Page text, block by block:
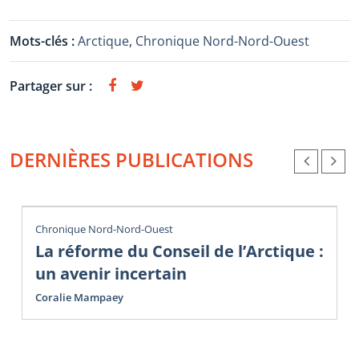
Mots-clés :Arctique, Chronique Nord-Nord-Ouest
Partager sur :
DERNIÈRES PUBLICATIONS
Chronique Nord-Nord-Ouest
La réforme du Conseil de l’Arctique :
un avenir incertain
Coralie Mampaey